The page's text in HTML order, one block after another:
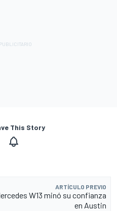
This Story
ARTÍCULO PREVIO
W13 minó su confianza
en Austin